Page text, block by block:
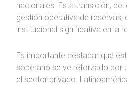
nacionales. Esta transición, de
gestión operativa de reservas,
institucional significativa en la
Es importante destacar que
soberano se ve reforzado por
el sector privado.